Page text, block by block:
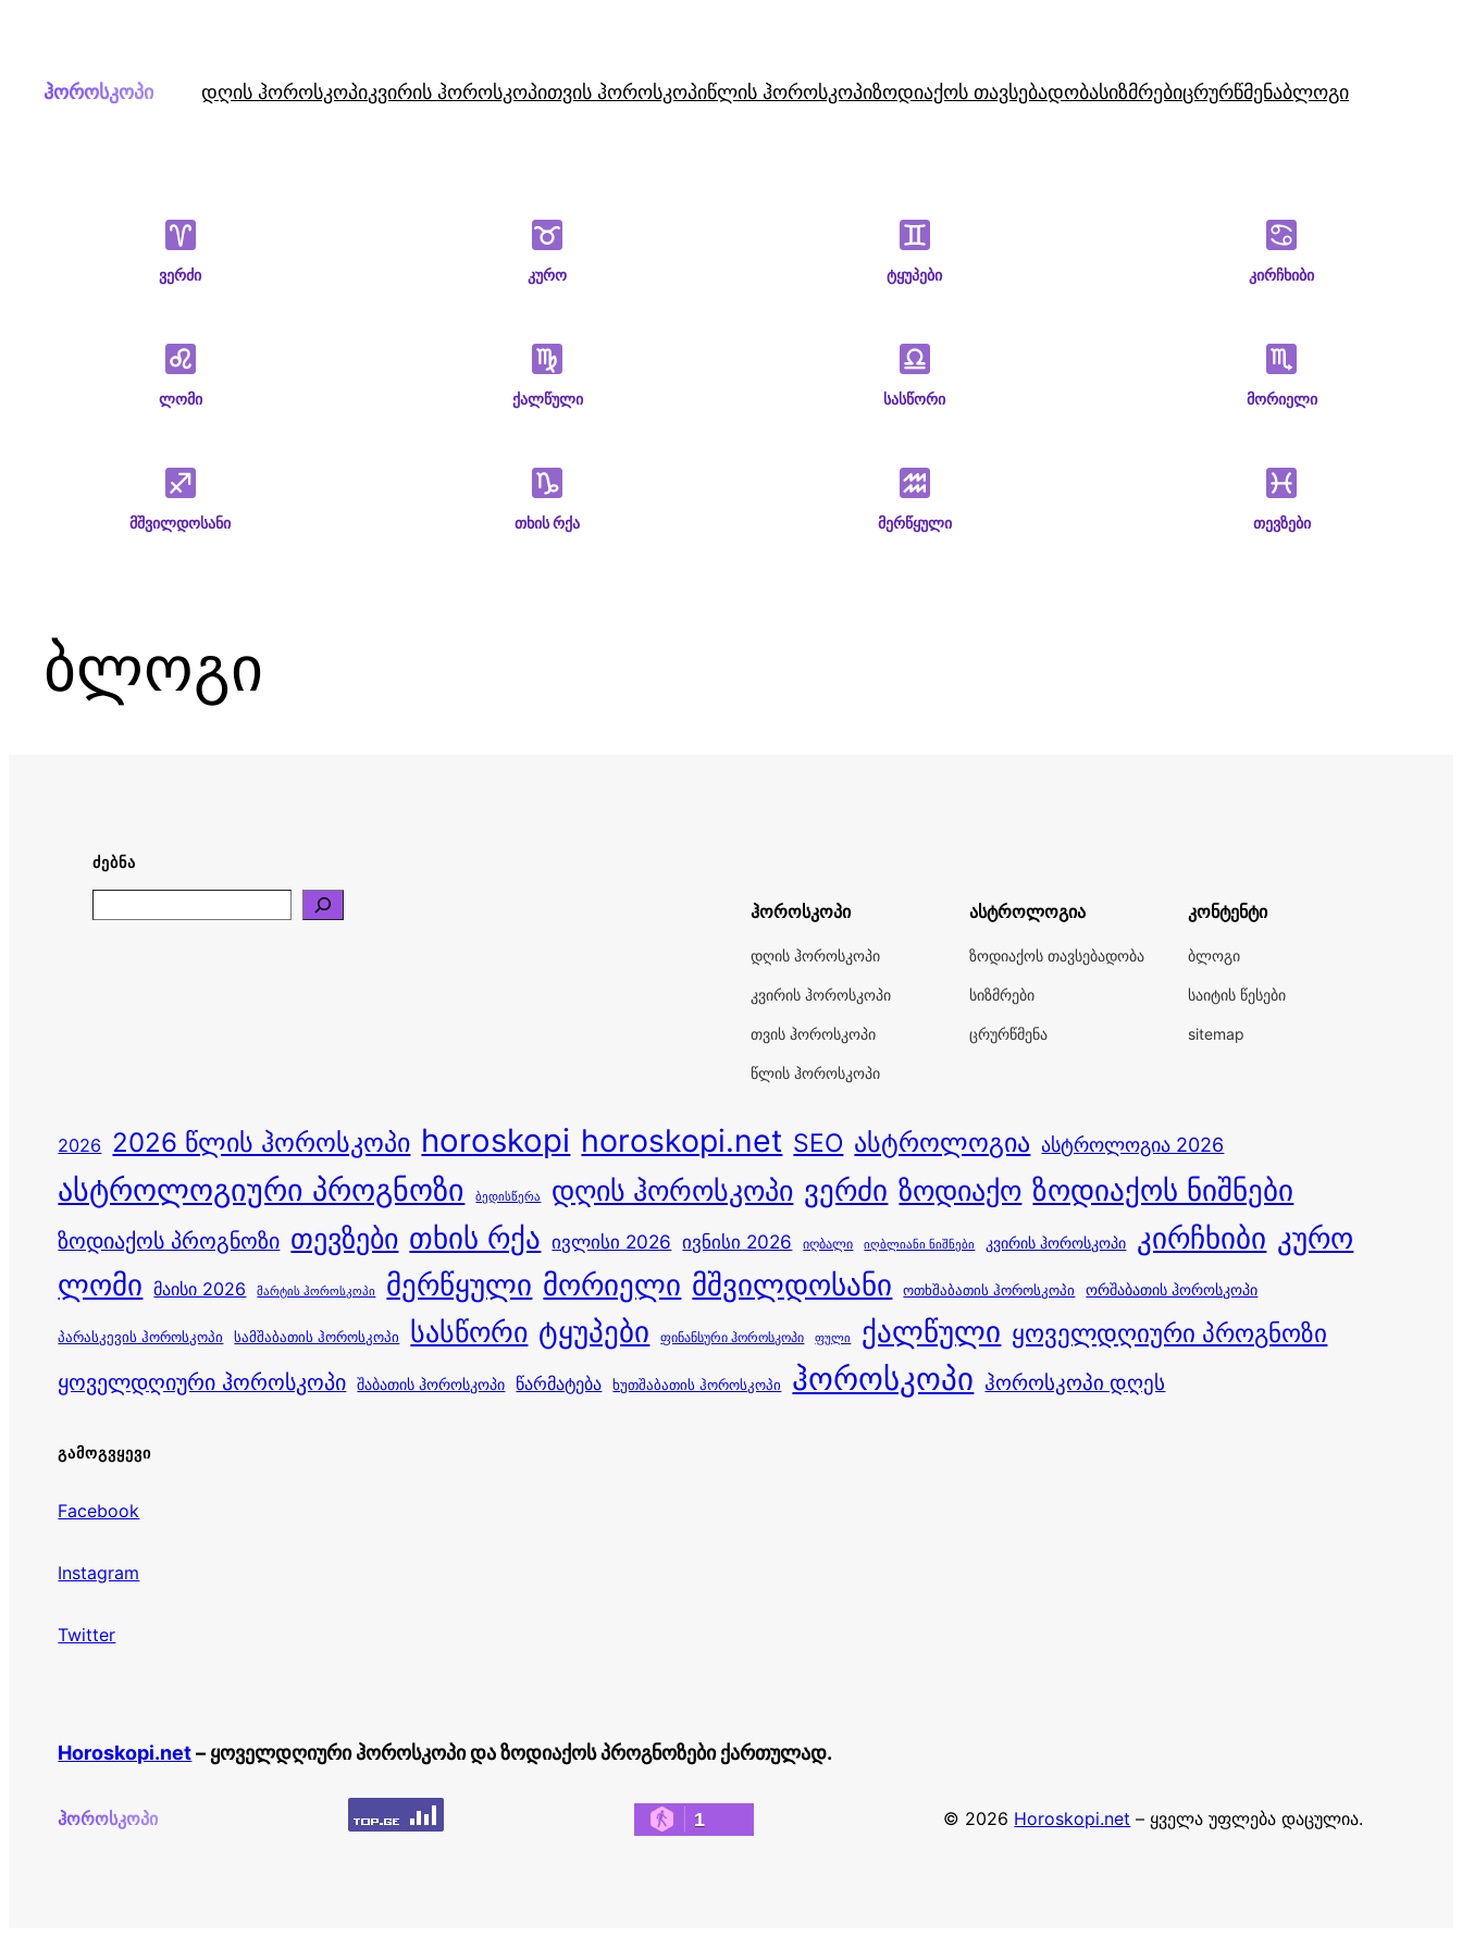
content
ჰოროსკოპი დღის ჰოროსკოპიკვირის ჰოროსკოპითვის ჰოროსკოპიწლის ჰოროსკოპიზოდიაქოს თავსებადობასიზმრებიცრურწმენაბლოგი
ვერძი კურო ტყუპები კირჩხიბი
ლომი ქალწული სასწორი მორიელი
მშვილდოსანი თხის რქა მერწყული თევზები
ბლოგი
ᲫᲔᲑᲜᲐ
ჰოროსკოპი
დღის ჰოროსკოპი
კვირის ჰოროსკოპი
თვის ჰოროსკოპი
წლის ჰოროსკოპი
ასტროლოგია
ზოდიაქოს თავსებადობა
სიზმრები
ცრურწმენა
კონტენტი
ბლოგი
საიტის წესები
sitemap
2026 2026 წლის ჰოროსკოპი horoskopi horoskopi.net SEO ასტროლოგია ასტროლოგია 2026
ასტროლოგიური პროგნოზი ბედისწერა დღის ჰოროსკოპი ვერძი ზოდიაქო ზოდიაქოს ნიშნები
ზოდიაქოს პროგნოზი თევზები თხის რქა ივლისი 2026 ივნისი 2026 იღბალი იღბლიანი ნიშნები კვირის ჰოროსკოპი კირჩხიბი კურო
ლომი მაისი 2026 მარტის ჰოროსკოპი მერწყული მორიელი მშვილდოსანი ოთხშაბათის ჰოროსკოპი ორშაბათის ჰოროსკოპი
პარასკევის ჰოროსკოპი სამშაბათის ჰოროსკოპი სასწორი ტყუპები ფინანსური ჰოროსკოპი ფული ქალწული ყოველდღიური პროგნოზი
ყოველდღიური ჰოროსკოპი შაბათის ჰოროსკოპი წარმატება ხუთშაბათის ჰოროსკოპი ჰოროსკოპი ჰოროსკოპი დღეს
ᲒᲐᲛᲝᲒᲕᲧᲔᲕᲘ
Facebook
Instagram
Twitter
Horoskopi.net– ყოველდღიური ჰოროსკოპი და ზოდიაქოს პროგნოზები ქართულად.
ჰოროსკოპი 1 © 2026 Horoskopi.net – ყველა უფლება დაცულია.